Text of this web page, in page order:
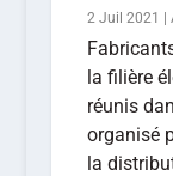
2 Juil 2021
la filière
réunis
organisé
la